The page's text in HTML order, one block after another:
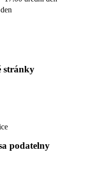
stránky
podatelny